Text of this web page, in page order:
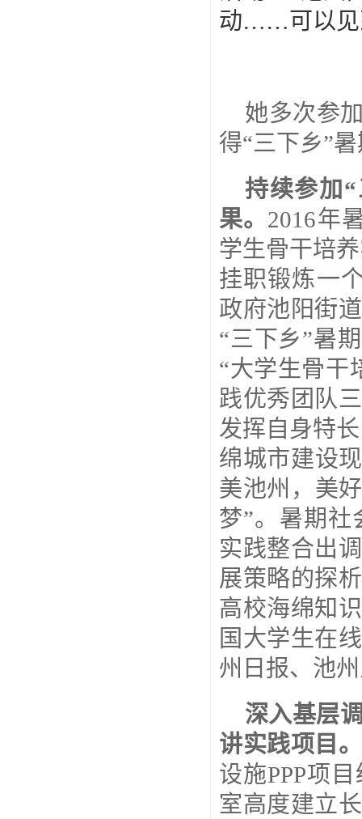
动……可以见
她多次参
得“三下乡”
持续参加
果。 2016年
学生骨干培
挂职锻炼一
政府池阳街
“三下乡”暑
“大学生骨干
践优秀团队
发挥自身特
绵城市建设
美池州，美
梦”。暑期社
实践整合出
展策略的探
高校海绵知
国大学生在
州日报、池
深入基层
讲实践项目。
设施PPP项目
室高度建立